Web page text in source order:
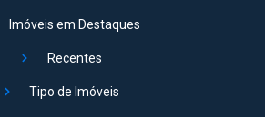
Imóveis em Destaques
Recentes
Tipo de Imóveis